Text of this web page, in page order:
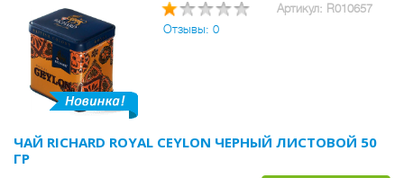
Артикул: R010657
Отзывы: 0
ЧАЙ RICHARD ROYAL CEYLON ЧЕРНЫЙ ЛИСТОВОЙ 50
ГР